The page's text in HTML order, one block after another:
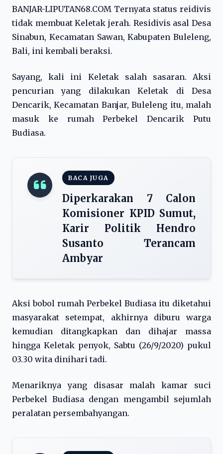
BANJAR-LIPUTAN68.COM Ternyata status reidivis
tidak membuat Keletak jerah. Residivis asal Desa
Sinabun, Kecamatan Sawan, Kabupaten Buleleng,
Bali, ini kembali beraksi.
Sayang, kali ini Keletak salah sasaran. Aksi
pencurian yang dilakukan Keletak di Desa
Dencarik, Kecamatan Banjar, Buleleng itu, malah
masuk ke rumah Perbekel Dencarik Putu
Budiasa.
BACA JUGA
Diperkarakan 7 Calon
Komisioner KPID Sumut,
Karir Politik Hendro
Susanto Terancam
Ambyar
Aksi bobol rumah Perbekel Budiasa itu diketahui
masyarakat setempat, akhirnya diburu warga
kemudian ditangkapkan dan dihajar massa
hingga Keletak penyok, Sabtu (26/9/2020) pukul
03.30 wita dinihari tadi.
Menariknya yang disasar malah kamar suci
Perbekel Budiasa dengan mengambil sejumlah
peralatan persembahyangan.